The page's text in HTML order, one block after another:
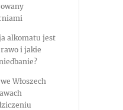
alkomatu jest
i jakie
Włoszech